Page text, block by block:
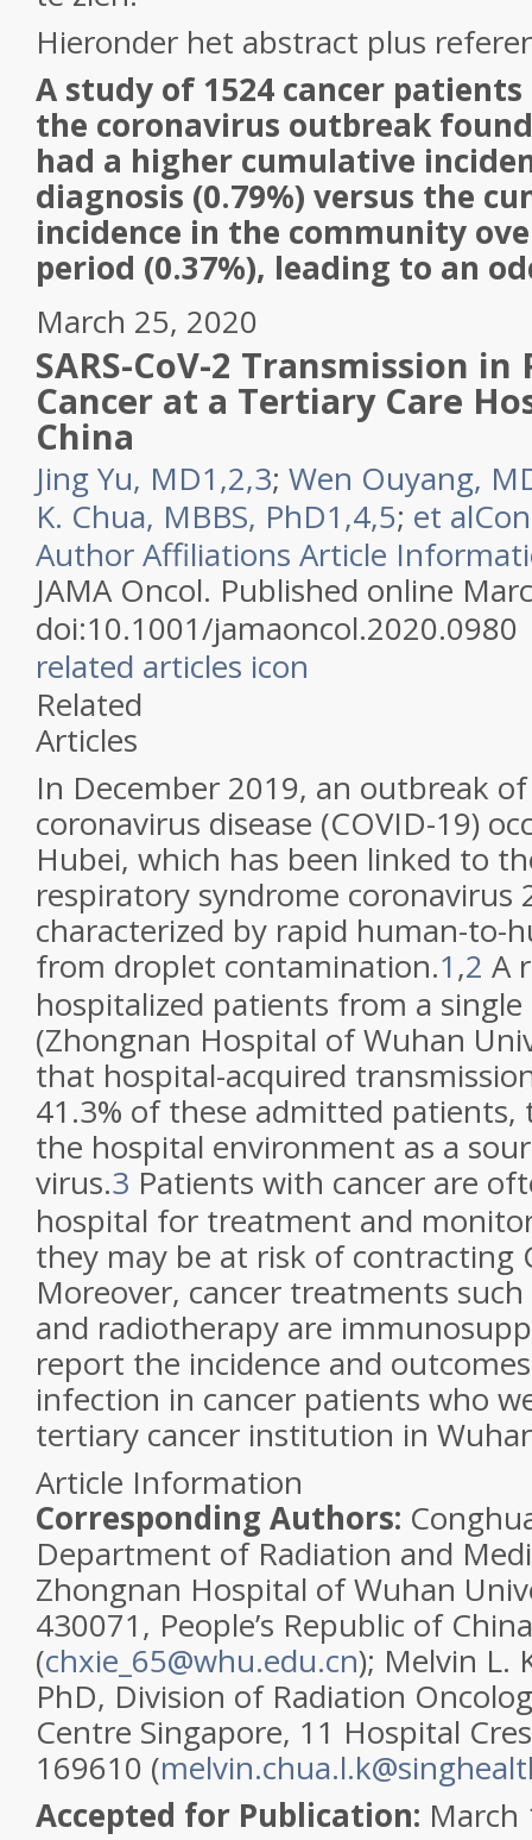
Hieronder het abstract plus
A study of 1524 cancer
the coronavirus outbreak
had a higher cumulative
diagnosis (0.79%) versus the
incidence in the community
period (0.37%), leading to an
March 25, 2020
SARS-CoV-2 Transmission
Cancer at a Tertiary Care
China
Jing Yu, MD1,2,3; Wen Ouyang,
K. Chua, MBBS, PhD1,4,5; et al
Author Affiliations Article
JAMA Oncol. Published online
doi:10.1001/jamaoncol.2020.0980
related articles icon
Related
Articles
In December 2019, an outbreak
coronavirus disease (COVID-19)
Hubei, which has been linked to
respiratory syndrome coronavirus
characterized by rapid human-to-
from droplet contamination.1,2 A
hospitalized patients from a
(Zhongnan Hospital of Wuhan
that hospital-acquired
41.3% of these admitted
the hospital environment as a
virus.3 Patients with cancer are
hospital for treatment and
they may be at risk of contracting
Moreover, cancer treatments
and radiotherapy are
report the incidence and outcomes
infection in cancer patients who
tertiary cancer institution in
Article Information
Corresponding Authors:
Department of Radiation and
Zhongnan Hospital of Wuhan
430071, People’s Republic of China
(chxie_65@whu.edu.cn); Melvin L.
PhD, Division of Radiation
Centre Singapore, 11 Hospital
169610 (
Accepted for Publication: March